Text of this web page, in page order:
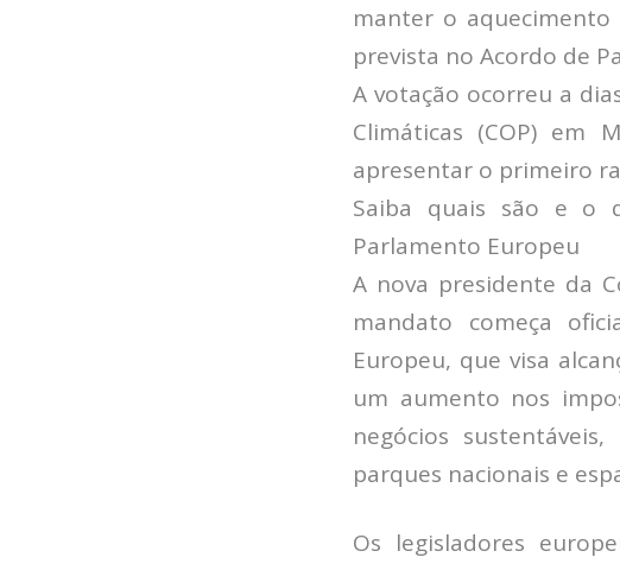
manter o aquecimento
prevista no Acordo de
A votação ocorreu a
Climáticas (COP) em
apresentar o primeiro
Saiba quais são e o
Parlamento Europeu
A nova presidente da
mandato começa
Europeu, que visa
um aumento nos
negócios
parques nacionais e
Os legisladores